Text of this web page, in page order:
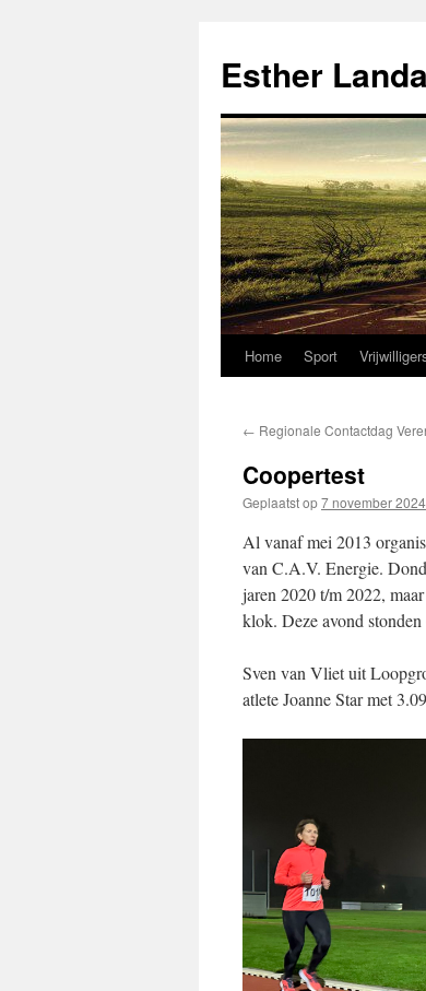
de
inhoud
Esther
Home Sport
← Regionale Contactdag
Coopertest
Geplaatst op7 november 2024
Al vanaf mei 2013
van C.A.V. Energie.
jaren 2020 t/m 2022,
klok. Deze avond stonden
Sven van Vliet uit
atlete Joanne Star met